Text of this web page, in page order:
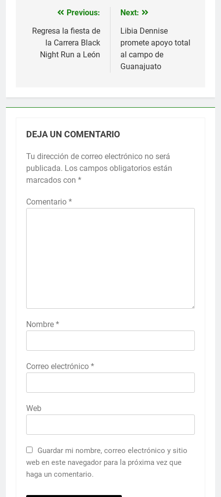
Navegación
de
entradas
Previous:
Regresa la fiesta de
la Carrera Black
Night Run a León
Next:
Libia Dennise
promete apoyo total
al campo de
Guanajuato
DEJA UN COMENTARIO
Tu dirección de correo electrónico no será
publicada. Los campos obligatorios están
marcados con *
Comentario *
Nombre *
Correo electrónico *
Web
Guardar mi nombre, correo electrónico y sitio
web en este navegador para la próxima vez que
haga un comentario.